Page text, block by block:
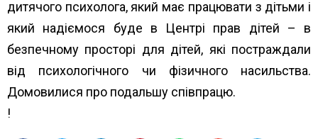
дитячого психолога, який має працювати з дітьми і
який надіємося буде в Центрі прав дітей – в
безпечному просторі для дітей, які постраждали
від психологічного чи фізичного насильства.
Домовилися про подальшу співпрацю.
!